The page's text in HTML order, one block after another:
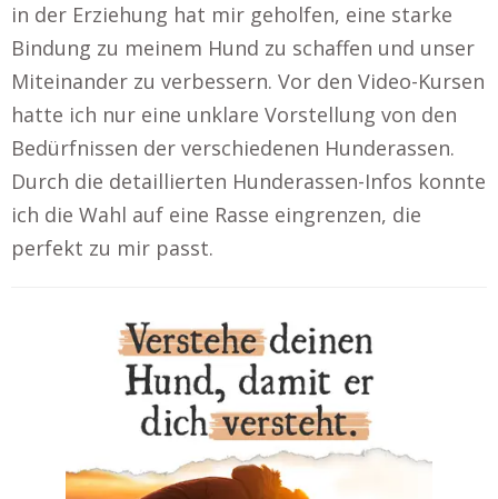
in der Erziehung hat mir geholfen, eine starke
Bindung zu meinem Hund zu schaffen und unser
Miteinander zu verbessern. Vor den Video-Kursen
hatte ich nur eine unklare Vorstellung von den
Bedürfnissen der verschiedenen Hunderassen.
Durch die detaillierten Hunderassen-Infos konnte
ich die Wahl auf eine Rasse eingrenzen, die
perfekt zu mir passt.